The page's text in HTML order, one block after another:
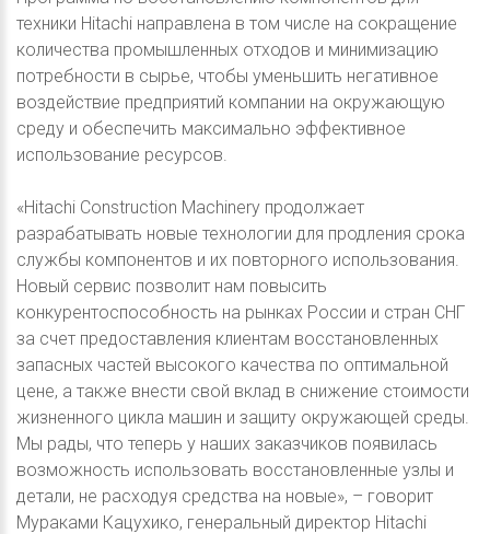
техники Hitachi направлена в том числе на сокращение
количества промышленных отходов и минимизацию
потребности в сырье, чтобы уменьшить негативное
воздействие предприятий компании на окружающую
среду и обеспечить максимально эффективное
использование ресурсов.
«Hitachi Construction Machinery продолжает
разрабатывать новые технологии для продления срока
службы компонентов и их повторного использования.
Новый сервис позволит нам повысить
конкурентоспособность на рынках России и стран СНГ
за счет предоставления клиентам восстановленных
запасных частей высокого качества по оптимальной
цене, а также внести свой вклад в снижение стоимости
жизненного цикла машин и защиту окружающей среды.
Мы рады, что теперь у наших заказчиков появилась
возможность использовать восстановленные узлы и
детали, не расходуя средства на новые», – говорит
Мураками Кацухико, генеральный директор Hitachi